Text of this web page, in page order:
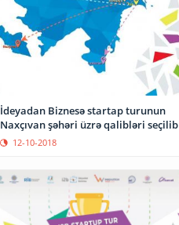
İdeyadan Biznesə startap turunun
Naxçıvan şəhəri üzrə qalibləri seçilib
12-10-2018